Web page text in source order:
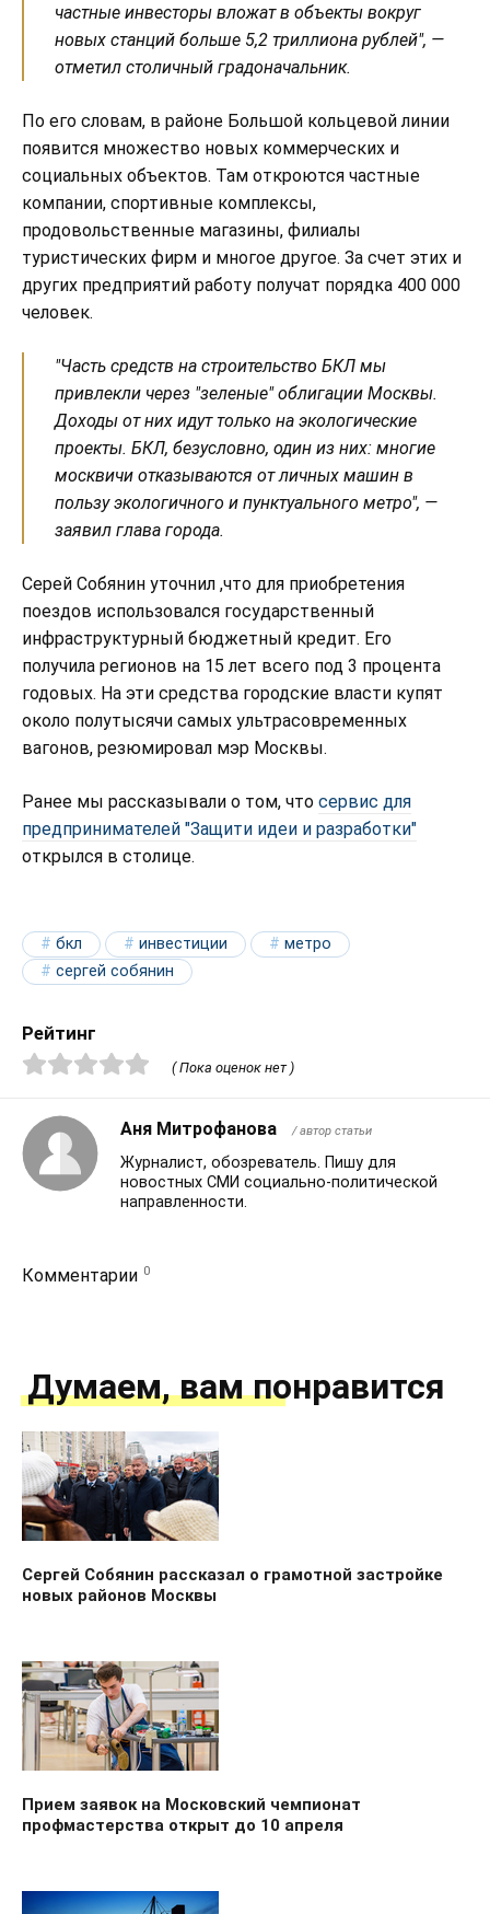
частные инвесторы вложат в объекты вокруг
новых станций больше 5,2 триллиона рублей", —
отметил столичный градоначальник.
По его словам, в районе Большой кольцевой линии
появится множество новых коммерческих и
социальных объектов. Там откроются частные
компании, спортивные комплексы,
продовольственные магазины, филиалы
туристических фирм и многое другое. За счет этих и
других предприятий работу получат порядка 400 000
человек.
"Часть средств на строительство БКЛ мы
привлекли через "зеленые" облигации Москвы.
Доходы от них идут только на экологические
проекты. БКЛ, безусловно, один из них: многие
москвичи отказываются от личных машин в
пользу экологичного и пунктуального метро", —
заявил глава города.
Серей Собянин уточнил ,что для приобретения
поездов использовался государственный
инфраструктурный бюджетный кредит. Его
получила регионов на 15 лет всего под 3 процента
годовых. На эти средства городские власти купят
около полутысячи самых ультрасовременных
вагонов, резюмировал мэр Москвы.
Ранее мы рассказывали о том, что сервис для
предпринимателей "Защити идеи и разработки"
открылся в столице.
бкл инвестиции
метро
сергей собянин
Рейтинг
( Пока оценок нет )
Аня Митрофанова / автор статьи
Журналист, обозреватель. Пишу для
новостных СМИ социально-политической
направленности.
Комментарии 0
Думаем, вам понравится
Сергей Собянин рассказал о грамотной застройке
новых районов Москвы
Прием заявок на Московский чемпионат
профмастерства открыт до 10 апреля